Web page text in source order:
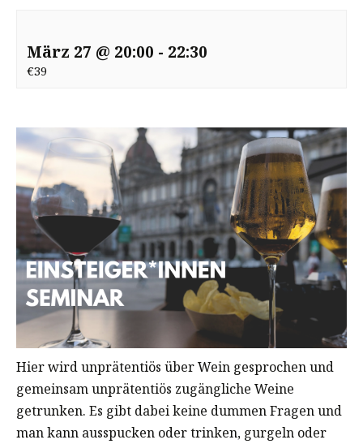
März 27 @ 20:00 - 22:30
€39
Hier wird unprätentiös über Wein gesprochen und
gemeinsam unprätentiös zugängliche Weine
getrunken. Es gibt dabei keine dummen Fragen und
man kann ausspucken oder trinken, gurgeln oder